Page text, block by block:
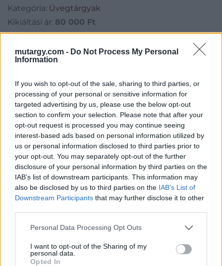
mutargy.com - Do Not Process My Personal
Information
If you wish to opt-out of the sale, sharing to third parties, or
processing of your personal or sensitive information for
targeted advertising by us, please use the below opt-out
section to confirm your selection. Please note that after your
opt-out request is processed you may continue seeing
interest-based ads based on personal information utilized by
us or personal information disclosed to third parties prior to
your opt-out. You may separately opt-out of the further
disclosure of your personal information by third parties on the
IAB’s list of downstream participants. This information may
also be disclosed by us to third parties on the IAB’s List of
Downstream Participants that may further disclose it to other
Personal Data Processing Opt Outs
I want to opt-out of the Sharing of my
personal data.
Opted In
Kategória: Üvegtárgyak
Kikiáltási ár: 80 000 Ft
Aukció adatai
Aukció dátuma: 2022.12.05
Aukció ideje: 19:00
Aukció helye:http://www.bodaofart.com
Tételszám: 101
Eladó adatai
Eladó: Boda Gallery of Art
Cím: Boda Péter
Boda Galéria és Aukciósház
Budapest
1111
Telefon: (06-20) 519-08-91 ; (06-1)